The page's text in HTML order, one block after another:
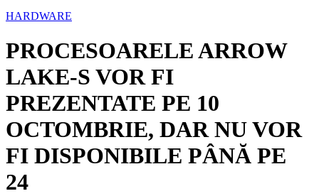
HARDWARE
PROCESOARELE ARROW
LAKE-S VOR FI
PREZENTATE PE 10
OCTOMBRIE, DAR NU VOR
FI DISPONIBILE PÂNĂ PE
24